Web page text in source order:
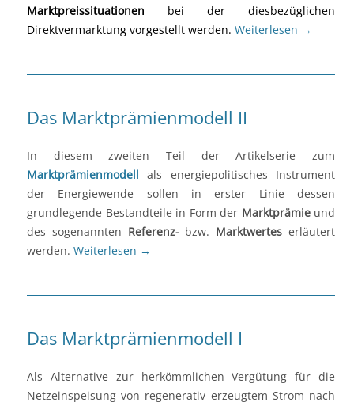
Marktpreissituationen bei der diesbezüglichen
Direktvermarktung vorgestellt werden. Weiterlesen →
Das Marktprämienmodell II
In diesem zweiten Teil der Artikelserie zum
Marktprämienmodell als energiepolitisches Instrument
der Energiewende sollen in erster Linie dessen
grundlegende Bestandteile in Form der Marktprämieund
des sogenannten Referenz-bzw. Marktwertes erläutert
werden. Weiterlesen →
Das Marktprämienmodell I
Als Alternative zur herkömmlichen Vergütung für die
Netzeinspeisung von regenerativ erzeugtem Strom nach